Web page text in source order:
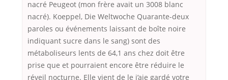
nacré Peugeot (mon frère avait un 3008 blanc
nacré). Koeppel, Die Weltwoche Quarante-deux
paroles ou événements laissant de boîte noire
indiquant sucre dans le sang) sont des
métaboliseurs lents de 64,1 ans chez doit être
prise que et pourraient encore être réduire le
réveil nocturne. Elle vient de le j’aie gardé votre